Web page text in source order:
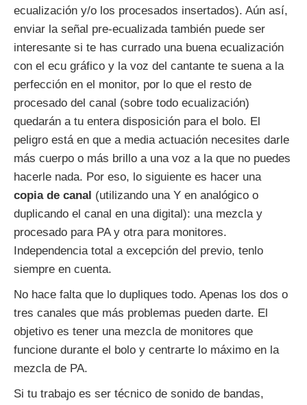
ecualización y/o los procesados insertados). Aún así,
enviar la señal pre-ecualizada también puede ser
interesante si te has currado una buena ecualización
con el ecu gráfico y la voz del cantante te suena a la
perfección en el monitor, por lo que el resto de
procesado del canal (sobre todo ecualización)
quedarán a tu entera disposición para el bolo. El
peligro está en que a media actuación necesites darle
más cuerpo o más brillo a una voz a la que no puedes
hacerle nada. Por eso, lo siguiente es hacer una
copia de canal (utilizando una Y en analógico o
duplicando el canal en una digital): una mezcla y
procesado para PA y otra para monitores.
Independencia total a excepción del previo, tenlo
siempre en cuenta.
No hace falta que lo dupliques todo. Apenas los dos o
tres canales que más problemas pueden darte. El
objetivo es tener una mezcla de monitores que
funcione durante el bolo y centrarte lo máximo en la
mezcla de PA.
Si tu trabajo es ser técnico de sonido de bandas,